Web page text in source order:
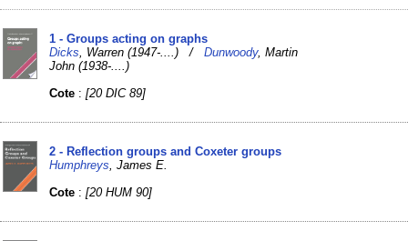
1 - Groups acting on graphs
Dicks , Warren (1947-....) /Dunwoody, Martin
John (1938-....)
Cote :[20 DIC 89]
2 - Reflection groups and Coxeter groups
Humphreys , James E.
Cote :[20 HUM 90]